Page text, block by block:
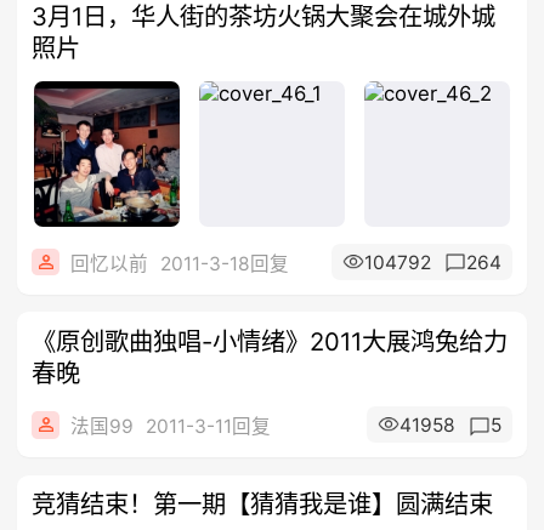
3月1日，华人街的茶坊火锅大聚会在城外城
照片
回忆以前 2011-3-18回复 104792 264
《原创歌曲独唱-小情绪》2011大展鸿兔给力
春晚
法国99 2011-3-11回复 41958 5
竞猜结束！第一期【猜猜我是谁】圆满结束